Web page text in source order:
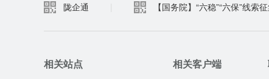
陇企通 【国务院】“六稳”“六保”线索
相关站点 相关客户端